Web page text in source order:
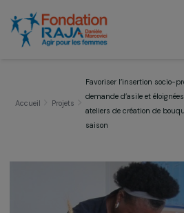
Favoriser l’insertion
demande d’asile et
ateliers de création de